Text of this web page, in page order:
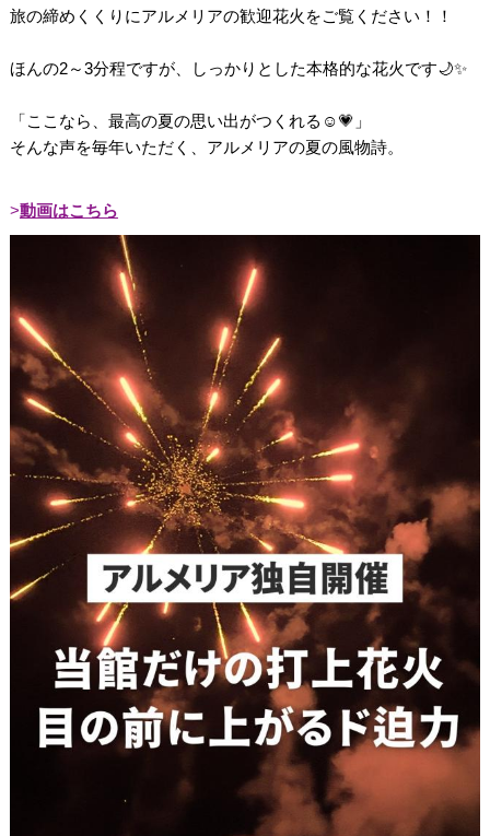
旅の締めくくりにアルメリアの歓迎花火をご覧ください！！
ほんの2～3分程ですが、しっかりとした本格的な花火です🌙✨
「ここなら、最高の夏の思い出がつくれる☺️💗」
そんな声を毎年いただく、アルメリアの夏の風物詩。
動画はこちら